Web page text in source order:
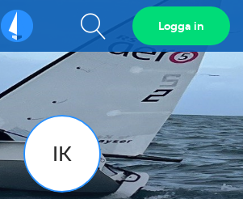
Sailarena Visa
sökfält
Logga in
IK